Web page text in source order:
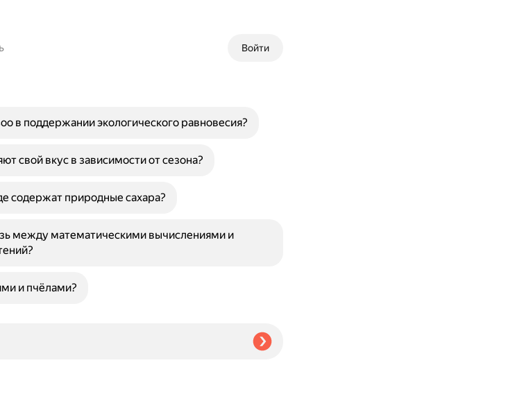
Войти
в поддержании экологического равновесия?
свой вкус в зависимости от сезона?
содержат природные сахара?
между математическими вычислениями и
и пчёлами?